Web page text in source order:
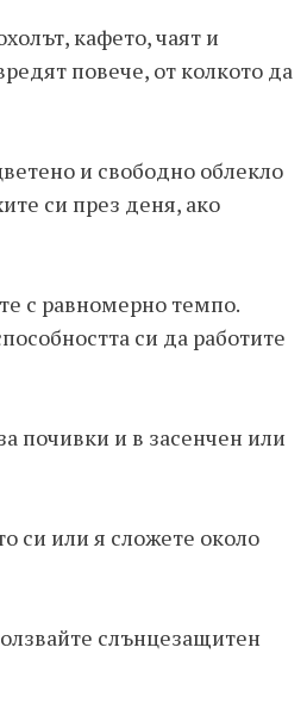
кафето, чаят и
повече, от колкото да
и свободно облекло
си през деня, ако
с равномерно темпо.
си да работите
почивки и в засенчен или
си или я сложете около
слънцезащитен